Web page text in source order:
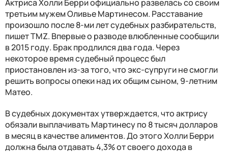
Актриса Холли Берри официально развелась со своим
третьим мужем Оливье Мартинесом. Расставание
произошло после 8-ми лет судебных разбирательств,
пишет TMZ. Впервые о разводе влюбленные сообщили
в 2015 году. Брак продлился два года. Через
некоторое время судебный процесс был
приостановлен из-за того, что экс-супруги не смогли
решить вопросы опеки над их общим сыном, 9-летним
Матео.
В судебных документах утверждается, что актрису
обязали выплачивать Мартинесу по 8 тысяч долларов
в месяц в качестве алиментов. До этого Холли Берри
должна была отдавать 4,3% от своего дохода в